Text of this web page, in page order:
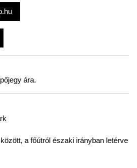
ára.
a főútról északi irányban letérve